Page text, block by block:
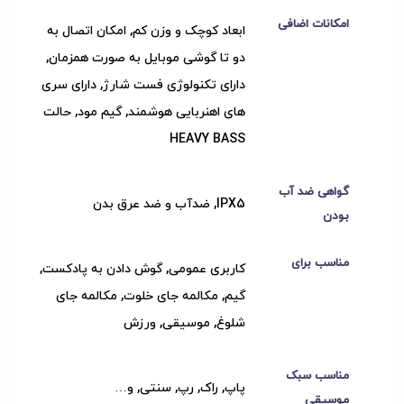
امکانات اضافی
ابعاد کوچک و وزن کم, امکان اتصال به
دو تا گوشی موبایل به صورت همزمان,
دارای تکنولوژی فست شارژ, دارای سری
های اهنربایی هوشمند, گیم مود, حالت
HEAVY BASS
گواهی ضد آب
بودن
IPX5, ضدآب و ضد عرق بدن
مناسب برای
کاربری عمومی, گوش دادن به پادکست,
گیم, مکالمه جای خلوت, مکالمه جای
شلوغ, موسیقی, ورزش
مناسب سبک
موسیقی
پاپ, راک, رپ, سنتی, و…